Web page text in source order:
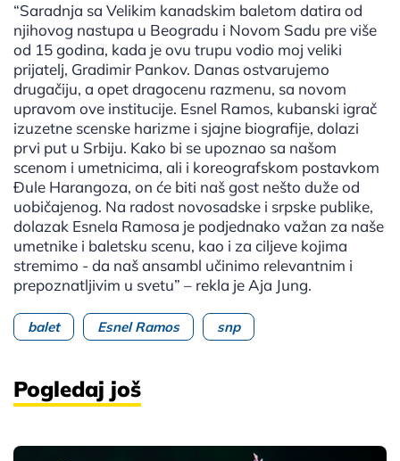
“Saradnja sa Velikim kanadskim baletom datira od
njihovog nastupa u Beogradu i Novom Sadu pre više
od 15 godina, kada je ovu trupu vodio moj veliki
prijatelj, Gradimir Pankov. Danas ostvarujemo
drugačiju, a opet dragocenu razmenu, sa novom
upravom ove institucije. Esnel Ramos, kubanski igrač
izuzetne scenske harizme i sjajne biografije, dolazi
prvi put u Srbiju. Kako bi se upoznao sa našom
scenom i umetnicima, ali i koreografskom postavkom
Đule Harangoza, on će biti naš gost nešto duže od
uobičajenog. Na radost novosadske i srpske publike,
dolazak Esnela Ramosa je podjednako važan za naše
umetnike i baletsku scenu, kao i za ciljeve kojima
stremimo - da naš ansambl učinimo relevantnim i
prepoznatljivim u svetu” – rekla je Aja Jung.
balet Esnel Ramos snp
Pogledaj još